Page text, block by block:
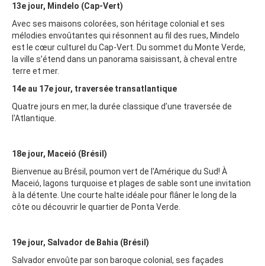
13e jour, Mindelo (Cap-Vert)
Avec ses maisons colorées, son héritage colonial et ses
mélodies envoûtantes qui résonnent au fil des rues, Mindelo
est le cœur culturel du Cap-Vert. Du sommet du Monte Verde,
la ville s’étend dans un panorama saisissant, à cheval entre
terre et mer.
14e au 17e jour, traversée transatlantique
Quatre jours en mer, la durée classique d’une traversée de
l'Atlantique.
18e jour, Maceió (Brésil)
Bienvenue au Brésil, poumon vert de l'Amérique du Sud! À
Maceió, lagons turquoise et plages de sable sont une invitation
à la détente. Une courte halte idéale pour flâner le long de la
côte ou découvrir le quartier de Ponta Verde.
19e jour, Salvador de Bahia (Brésil)
Salvador envoûte par son baroque colonial, ses façades